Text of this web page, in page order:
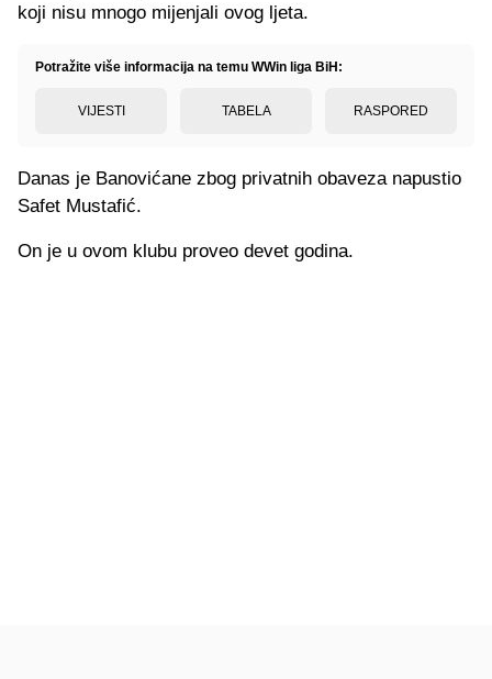
koji nisu mnogo mijenjali ovog ljeta.
Potražite više informacija na temu WWin liga BiH:
VIJESTI TABELA RASPORED
Danas je Banovićane zbog privatnih obaveza napustio
Safet Mustafić.
On je u ovom klubu proveo devet godina.